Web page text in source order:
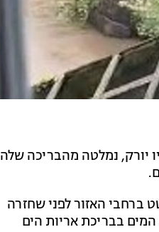
יורק, נמלטה מהבריכה שלה
ברחבי האזור לפני שחזרה
בבריכת אריות הים